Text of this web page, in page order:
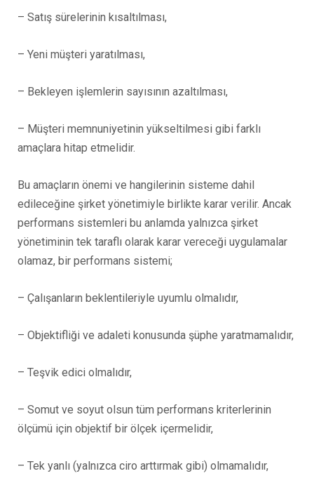
– Satış sürelerinin kısaltılması,
– Yeni müşteri yaratılması,
– Bekleyen işlemlerin sayısının azaltılması,
– Müşteri memnuniyetinin yükseltilmesi gibi farklı
amaçlara hitap etmelidir.
Bu amaçların önemi ve hangilerinin sisteme dahil
edileceğine şirket yönetimiyle birlikte karar verilir. Ancak
performans sistemleri bu anlamda yalnızca şirket
yönetiminin tek taraflı olarak karar vereceği uygulamalar
olamaz, bir performans sistemi;
– Çalışanların beklentileriyle uyumlu olmalıdır,
– Objektifliği ve adaleti konusunda şüphe yaratmamalıdır,
– Teşvik edici olmalıdır,
– Somut ve soyut olsun tüm performans kriterlerinin
ölçümü için objektif bir ölçek içermelidir,
– Tek yanlı (yalnızca ciro arttırmak gibi) olmamalıdır,